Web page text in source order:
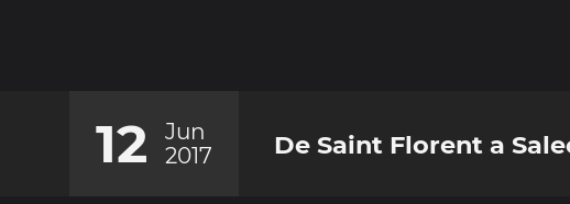
12
Jun
2017
De Saint Florent a